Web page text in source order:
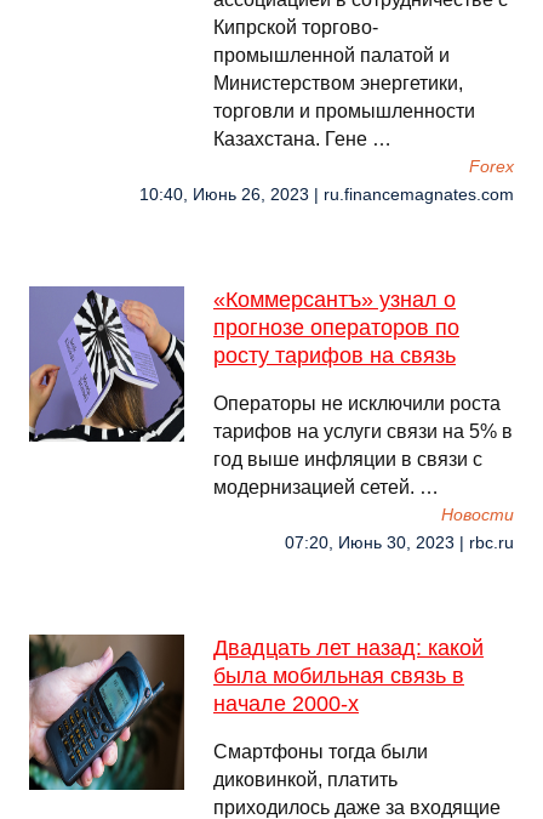
Кипрской торгово-
промышленной палатой и
Министерством энергетики,
торговли и промышленности
Казахстана. Гене …
Forex
10:40, Июнь 26, 2023 | ru.financemagnates.com
«Коммерсантъ» узнал о
прогнозе операторов по
росту тарифов на связь
Операторы не исключили роста
тарифов на услуги связи на 5% в
год выше инфляции в связи с
модернизацией сетей. …
Новости
07:20, Июнь 30, 2023 | rbc.ru
Двадцать лет назад: какой
была мобильная связь в
начале 2000-х
Смартфоны тогда были
диковинкой, платить
приходилось даже за входящие